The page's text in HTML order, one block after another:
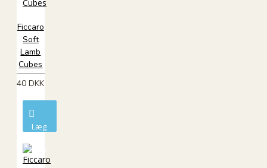
Ficcaro
Soft
Lamb
Cubes
40 DKK
Læg
kurv